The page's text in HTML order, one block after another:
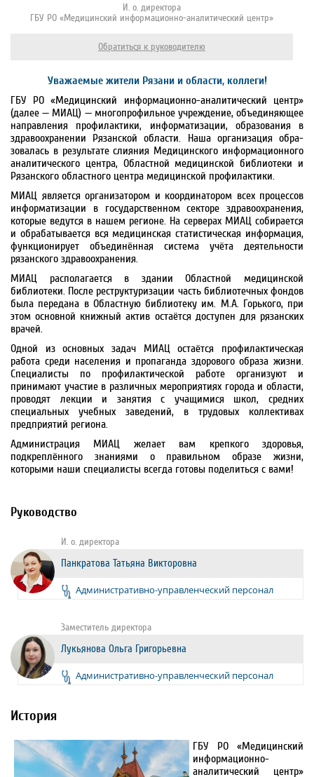
И. о. директора
ГБУ РО «Медицинский информационно-аналитический центр»
Обратиться к руководителю
Уважаемые жители Рязани и области, коллеги!
ГБУ РО «Медицинский инфор­ма­цион­но-аналити­ческий центр»
(далее — МИАЦ) — много­профиль­ное учреждение, объединяю­щее
на­прав­ле­ния про­филактики, ин­фор­мати­зации, обра­зования в
здравоохранении Рязан­ской об­лас­ти. Наша организация обра­
зова­лась в результате слияния Меди­цинского инфор­маци­он­ного
анали­тичес­кого центра, Об­ласт­ной меди­цин­ской библио­теки и
Рязан­ского об­ласт­ного цен­тра меди­цин­ской про­филак­тики.
МИАЦ является организатором и коорди­натором всех процессов
информатизации в госу­дар­ствен­ном секторе здравоохранения,
которые ведутся в нашем регионе. На серверах МИАЦ собирается
и обрабатывается вся медицинская статистическая информация,
функционирует объединён­ная система учёта деятельности
рязанского здравоохранения.
МИАЦ располагается в здании Областной медицинской
библиотеки. После реструктуризации часть библио­течных фондов
была передана в Областную библиотеку им. М.А. Горького, при
этом основной книжный актив остаётся доступен для рязанских
врачей.
Одной из основных задач МИАЦ остаётся профилактическая
работа среди населения и пропаганда здорового образа жизни.
Специалисты по профилактической работе организуют и
принимают участие в различных мероприятиях города и области,
проводят лекции и занятия с учащимися школ, средних
специальных учебных заведений, в трудовых коллективах
предприятий региона.
Администрация МИАЦ желает вам крепкого здоровья,
подкреплённого знаниями о правильном образе жизни,
которыми наши специалисты всегда готовы поделиться с вами!
Руководство
И. о. директора
Панкратова Татьяна Викторовна
Административно-управленческий персонал
Заместитель директора
Лукьянова Ольга Григорьевна
Административно-управленческий персонал
История
ГБУ РО «Медицинский
информационно-
аналитический центр»